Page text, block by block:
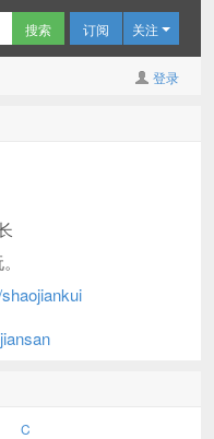
订阅 关注
登录
C